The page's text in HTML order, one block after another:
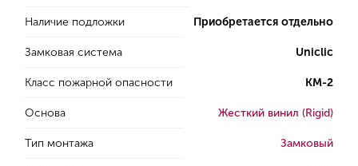
Наличие подложки Приобретается отдельно
Замковая система Uniclic
Класс пожарной опасности КМ-2
Основа Жесткий винил (Rigid)
Тип монтажа Замковый